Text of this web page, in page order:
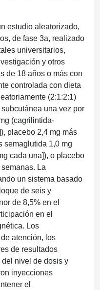
estudio aleatorizado,
de fase 3a, realizado
universitarios,
y otros
de 18 años o más con
controlada con dieta
(2:1:2:1)
una vez por
(cagrilintida-
placebo 2,4 mg más
semaglutida 1,0 mg
cada una]), o placebo
La
un sistema basado
de seis y
de 8,5% en el
en el
Los
atención, los
de resultados
nivel de dosis y
inyecciones
el